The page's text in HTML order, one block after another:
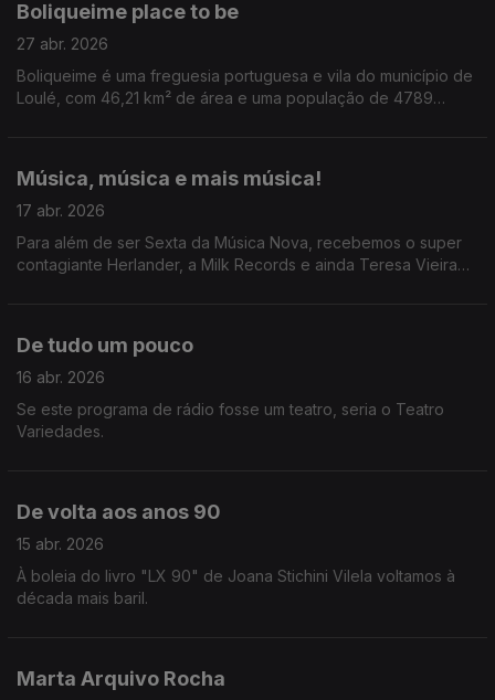
Boliqueime place to be
27 abr. 2026
Boliqueime é uma freguesia portuguesa e vila do município de
Loulé, com 46,21 km² de área e uma população de 4789
Música, música e mais música!
17 abr. 2026
Para além de ser Sexta da Música Nova, recebemos o super
contagiante Herlander, a Milk Records e ainda Teresa Vieira
De tudo um pouco
16 abr. 2026
Se este programa de rádio fosse um teatro, seria o Teatro
Variedades.
De volta aos anos 90
15 abr. 2026
À boleia do livro "LX 90" de Joana Stichini Vilela voltamos à
década mais baril.
Marta Arquivo Rocha